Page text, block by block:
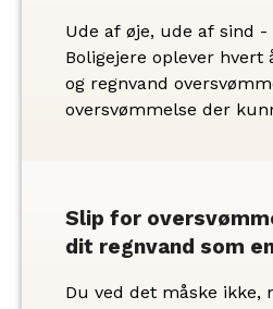
Kommune.
Ude af øje, ude af sind -
Boligejere oplever hvert
og regnvand
oversvømmelse der
dagligt, bør du overveje
inden du står i vand til
Slip for
dit regnvand som
Du ved det måske ikke,